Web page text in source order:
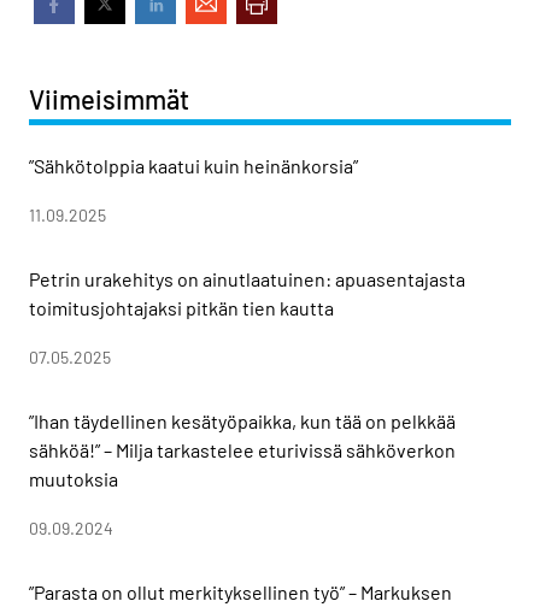
Viimeisimmät
”Sähkötolppia kaatui kuin heinänkorsia”
11.09.2025
Petrin urakehitys on ainutlaatuinen: apuasentajasta
toimitusjohtajaksi pitkän tien kautta
07.05.2025
”Ihan täydellinen kesätyöpaikka, kun tää on pelkkää
sähköä!” – Milja tarkastelee eturivissä sähköverkon
muutoksia
09.09.2024
”Parasta on ollut merkityksellinen työ” – Markuksen